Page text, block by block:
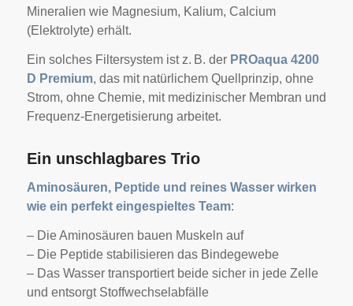
Mineralien wie Magnesium, Kalium, Calcium
(Elektrolyte) erhält.
Ein solches Filtersystem ist z. B. der PROaqua 4200
D Premium, das mit natürlichem Quellprinzip, ohne
Strom, ohne Chemie, mit medizinischer Membran und
Frequenz-Energetisierung arbeitet.
Ein unschlagbares Trio
Aminosäuren, Peptide und reines Wasser wirken
wie ein perfekt eingespieltes Team:
– Die Aminosäuren bauen Muskeln auf
– Die Peptide stabilisieren das Bindegewebe
– Das Wasser transportiert beide sicher in jede Zel le
und entsorgt Stoffwechselabfälle